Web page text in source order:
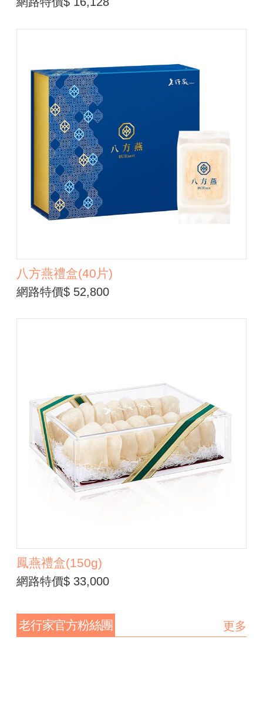
八方燕禮盒(40片)
網路特價$ 52,800
鳳燕禮盒(150g)
網路特價$ 33,000
老行家官方粉絲團 更多